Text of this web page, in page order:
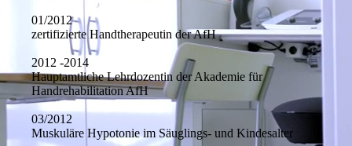
01/2012
zertifizierte Handtherapeutin der AfH
2012 -2014
Hauptamtliche Lehrdozentin der Akademie für
Handrehabilitation AfH
03/2012
Muskuläre Hypotonie im Säuglings- und Kindesalter